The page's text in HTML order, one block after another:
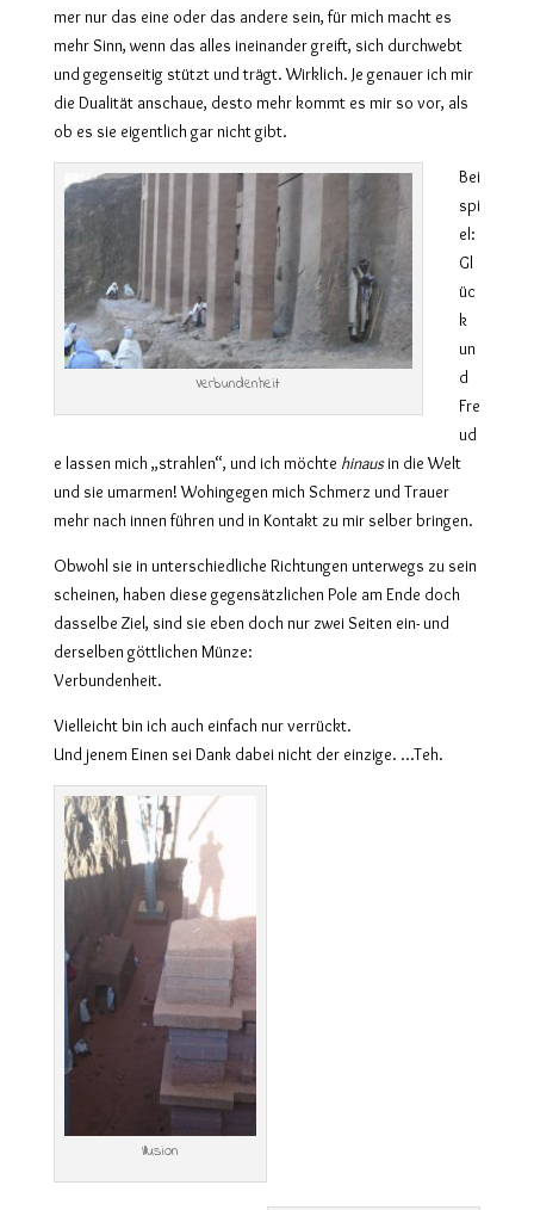
mer nur das eine oder das andere sein, für mich macht es
mehr Sinn, wenn das alles ineinander greift, sich durchwebt
und gegenseitig stützt und trägt. Wirklich. Je genauer ich mir
die Dualität anschaue, desto mehr kommt es mir so vor, als
ob es sie eigentlich gar nicht gibt.
Verbundenheit
Bei
spi
el:
Gl
üc
k
un
d
Fre
ud
e lassen mich „strahlen“, und ich möchte hinausin die Welt
und sie umarmen! Wohingegen mich Schmerz und Trauer
mehr nach innen führen und in Kontakt zu mir selber bringen.
Obwohl sie in unterschiedliche Richtungen unterwegs zu sein
scheinen, haben diese gegensätzlichen Pole am Ende doch
dasselbe Ziel, sind sie eben doch nur zwei Seiten ein- und
derselben göttlichen Münze:
Verbundenheit.
Vielleicht bin ich auch einfach nur verrückt.
Und jenem Einen sei Dank dabei nicht der einzige. …Teh.
Illusion